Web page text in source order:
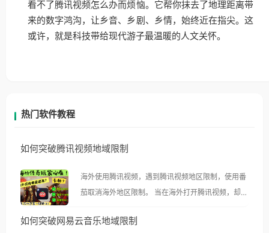
看不了腾讯视频怎么办而烦恼。它帮你抹去了地理距离带
来的数字鸿沟，让乡音、乡剧、乡情，始终近在指尖。这
或许，就是科技带给现代游子最温暖的人文关怀。
热门软件教程
如何突破腾讯视频地域限制
海外使用腾讯视频，遇到腾讯视频地区限制，使用番
茄取消海外地区限制。 当在海外打开腾讯视频，却突
示语。 海外用户如香港、澳门、台湾、美国、加拿
如何突破网易云音乐地域限制